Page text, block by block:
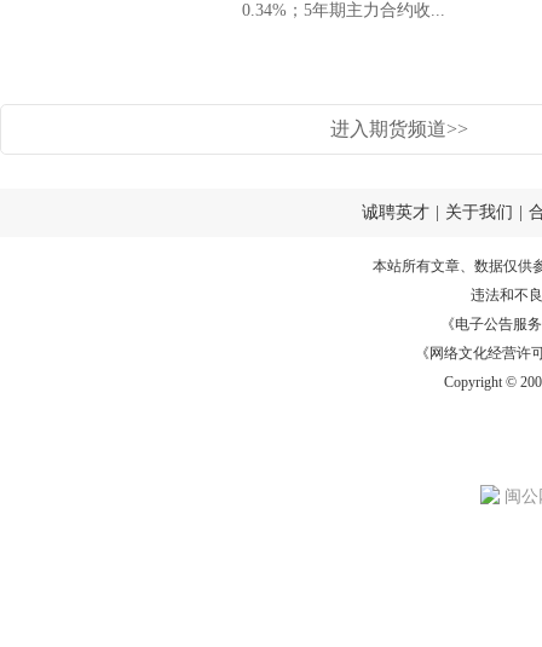
0.34%；5年期主力合约收...
进入期货频道>>
诚聘英才 关于我们
本站所有文章、数据仅供
违法和不
《电子公告服务
《网络文化经营许
Copyright ©
闽公